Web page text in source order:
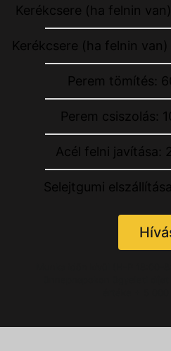
Kerékcsere (ha felnin
Kerékcsere (ha felnin
Perem tömítés:
Perem csiszolás:
Acél felni javítása:
Selejtgumi